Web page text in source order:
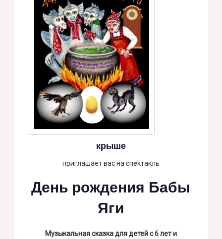
крыше
приглашает вас на спектакль
День рождения Бабы
Яги
Музыкальная сказка для детей с 6 лет и